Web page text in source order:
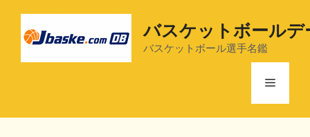
バスケットボールデ
バスケットボール選手名鑑
メ